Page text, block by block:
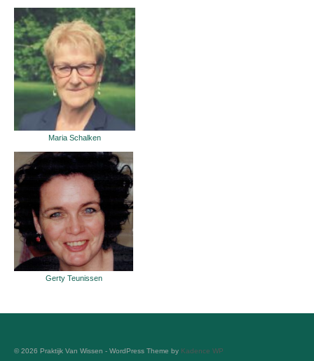
Maria Schalken
Gerty Teunissen
© 2026 Praktijk Van Wissen - WordPress Theme by Kadence WP